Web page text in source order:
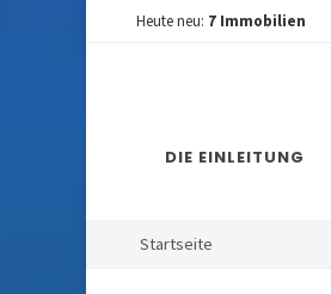
Heute neu: 7 Immobilien
DIE EINLEITUNG
Startseite